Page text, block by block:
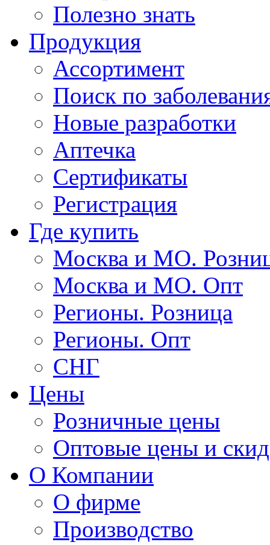
Полезно знать
Продукция
Ассортимент
Поиск по
Новые разработки
Аптечка
Сертификаты
Регистрация
Где купить
Москва и МО.
Москва и МО. Опт
Регионы. Розница
Регионы. Опт
СНГ
Цены
Розничные цены
Оптовые цены и
О Компании
О фирме
Производство